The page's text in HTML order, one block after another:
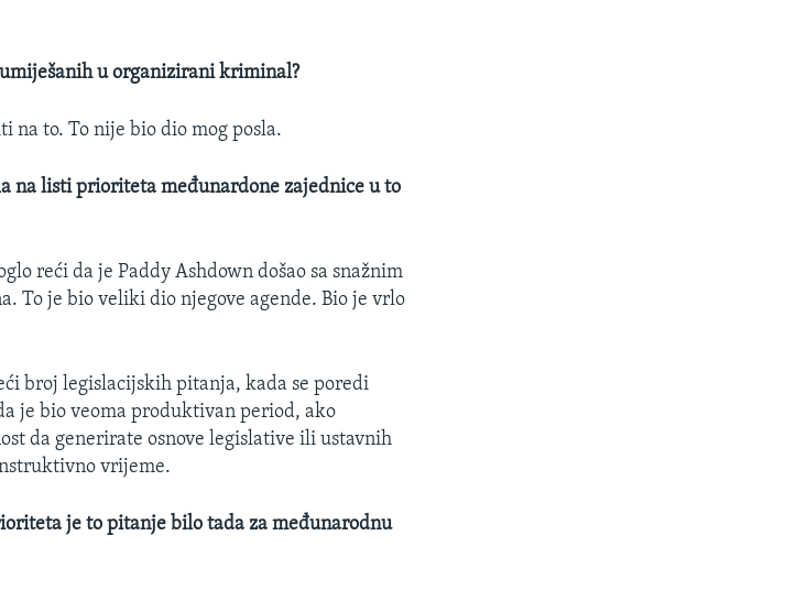
u organizirani kriminal?
na to. To nije bio dio mog posla.
na listi prioriteta međunardone zajednice u to
reći da je Paddy Ashdown došao sa snažnim
To je bio veliki dio njegove agende. Bio je vrlo
broj legislacijskih pitanja, kada se poredi
je bio veoma produktivan period, ako
da generirate osnove legislative ili ustavnih
vrijeme.
je to pitanje bilo tada za međunarodnu